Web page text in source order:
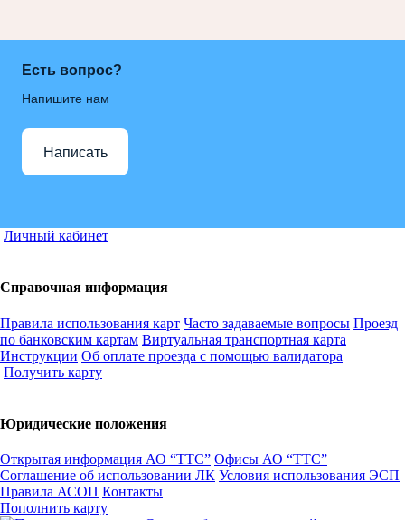
Есть вопрос?
Напишите нам
Написать
Личный кабинет
Справочная информация
Правила использования карт Часто задаваемые вопросы Проезд
по банковским картам Виртуальная транспортная карта
Инструкции Об оплате проезда с помощью валидатора
Получить карту
Юридические положения
Открытая информация АО “ТТС” Офисы АО “ТТС”
Соглашение об использовании ЛК Условия использования ЭСП
Правила АСОП Контакты
Пополнить карту